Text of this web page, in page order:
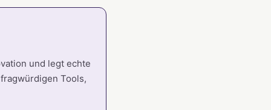
und legt echte
Tools,